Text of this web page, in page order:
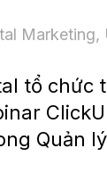
Marketing,
tổ chức
Quản